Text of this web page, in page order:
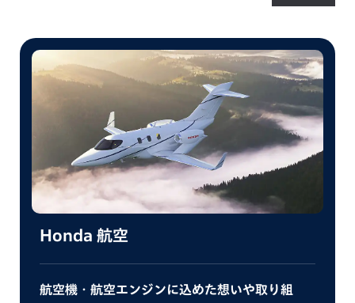
Honda 航空​
航空機・航空エンジンに込めた想いや取り組